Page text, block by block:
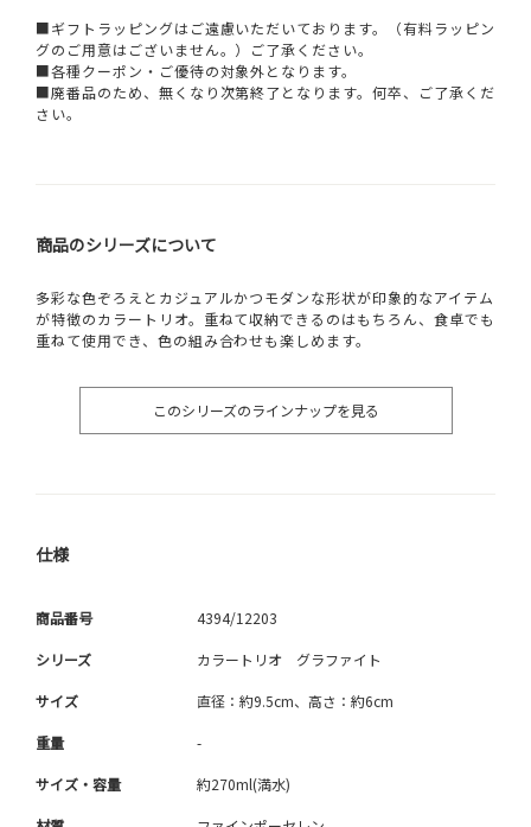
■ギフトラッピングはご遠慮いただいております。（有料ラッピン
グのご用意はございません。）ご了承ください。
■各種クーポン・ご優待の対象外となります。
■廃番品のため、無くなり次第終了となります。何卒、ご了承くだ
さい。
商品のシリーズについて
多彩な色ぞろえとカジュアルかつモダンな形状が印象的なアイテム
が特徴のカラートリオ。重ねて収納できるのはもちろん、食卓でも
重ねて使用でき、色の組み合わせも楽しめます。
このシリーズのラインナップを見る
仕様
商品番号 4394/12203
シリーズ カラートリオ グラファイト
サイズ 直径：約9.5cm、高さ：約6cm
重量 -
サイズ・容量 約270ml(満水)